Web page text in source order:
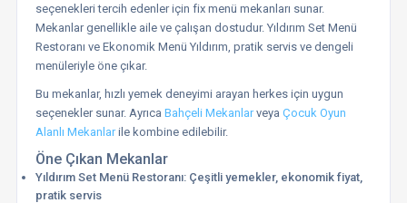
seçenekleri tercih edenler için fix menü mekanları sunar.
Mekanlar genellikle aile ve çalışan dostudur. Yıldırım Set Menü
Restoranı ve Ekonomik Menü Yıldırım, pratik servis ve dengeli
menüleriyle öne çıkar.
Bu mekanlar, hızlı yemek deneyimi arayan herkes için uygun
seçenekler sunar. Ayrıca Bahçeli Mekanlarveya Çocuk Oyun
Alanlı Mekanlarile kombine edilebilir.
Öne Çıkan Mekanlar
Yıldırım Set Menü Restoranı: Çeşitli yemekler, ekonomik fiyat,
pratik servis